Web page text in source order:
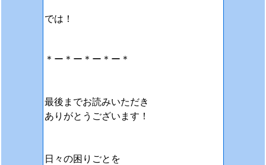
では！
＊ー＊ー＊ー＊ー＊
最後までお読みいただき
ありがとうございます！
日々の困りごとを